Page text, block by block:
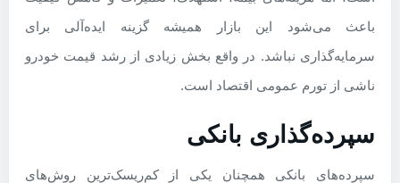
باعث می‌شود این بازار همیشه گزینه ایده‌آلی برای
سرمایه‌گذاری نباشد. در واقع بخش زیادی از رشد قیمت خودرو
ناشی از تورم عمومی اقتصاد است.
سپرده‌گذاری بانکی
سپرده‌های بانکی همچنان یکی از کم‌ریسک‌ترین روش‌های